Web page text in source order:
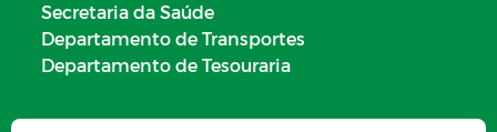
Secretaria da Saúde
Departamento de Transportes
Departamento de Tesouraria